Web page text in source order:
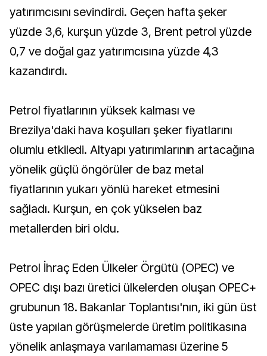
yatırımcısını sevindirdi. Geçen hafta şeker
yüzde 3,6, kurşun yüzde 3, Brent petrol yüzde
0,7 ve doğal gaz yatırımcısına yüzde 4,3
kazandırdı.
Petrol fiyatlarının yüksek kalması ve
Brezilya'daki hava koşulları şeker fiyatlarını
olumlu etkiledi. Altyapı yatırımlarının artacağına
yönelik güçlü öngörüler de baz metal
fiyatlarının yukarı yönlü hareket etmesini
sağladı. Kurşun, en çok yükselen baz
metallerden biri oldu.
Petrol İhraç Eden Ülkeler Örgütü (OPEC) ve
OPEC dışı bazı üretici ülkelerden oluşan OPEC+
grubunun 18. Bakanlar Toplantısı'nın, iki gün üst
üste yapılan görüşmelerde üretim politikasına
yönelik anlaşmaya varılamaması üzerine 5